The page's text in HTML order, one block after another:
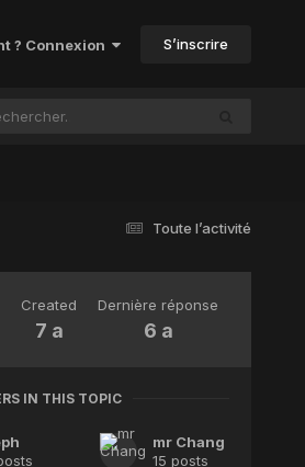
? Connexion S’inscrire
Toute l’activité
Created
7 a
Dernière réponse
6 a
IN THIS TOPIC
mr Chang
15 posts